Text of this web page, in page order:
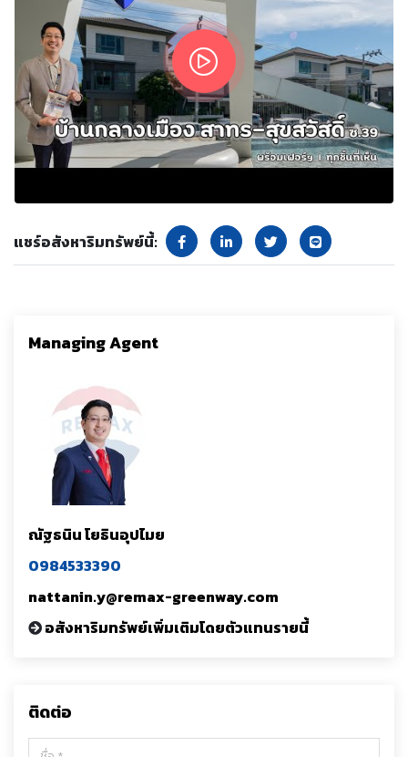
แชร์อสังหาริมทรัพย์นี้:
Managing Agent
ณัฐธนิน โยธินอุปไมย
0984533390
nattanin.y@remax-greenway.com
อสังหาริมทรัพย์เพิ่มเติมโดยตัวแทนรายนี้
ติดต่อ